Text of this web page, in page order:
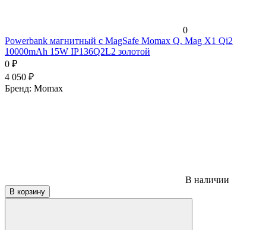
0
Powerbank магнитный с MagSafe Momax Q. Mag X1 Qi2
10000mAh 15W IP136Q2L2 золотой
0 ₽
4 050 ₽
Бренд: Momax
В наличии
В корзину